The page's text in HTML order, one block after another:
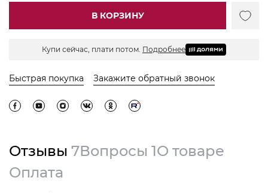
В КОРЗИНУ
Купи сейчас, плати потом. Подробнее
Быстрая покупка Закажите обратный звонок
Отзывы 7Вопросы 1О товаре
Оплата